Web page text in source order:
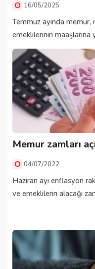
16/05/2025
Temmuz ayında
emeklilerinin maaşlarına
Memur zamları
04/07/2022
Haziran ayı enflasyon
ve emeklilerin alacağı